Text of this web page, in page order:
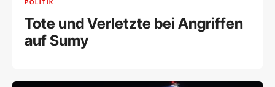
POLITIK
Tote und Verletzte bei Angriffen
auf Sumy